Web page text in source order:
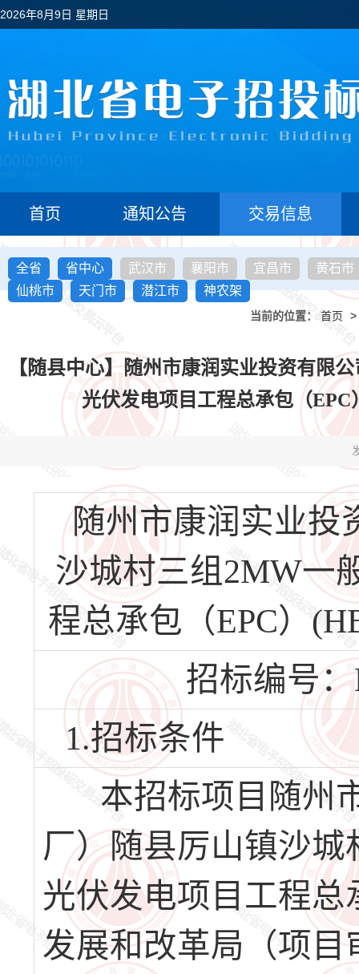
2026年8月9日 星期日
首页 通知公告 交易信息
全省 省中心 武汉市 襄阳市 宜昌市
黄石市
仙桃市
天门市 潜江市 神农架
当前的位置： 首页 >
【随县中心】随州市康润实业投资有限
光伏发电项目工程总承包（EPC
随州市康润实业投
沙城村三组2MW一
程总承包（EPC）
招标编号：
1.招标条件
本招标项目随州
厂）随县厉山镇沙
光伏发电项目工程总
发展和改革局（项